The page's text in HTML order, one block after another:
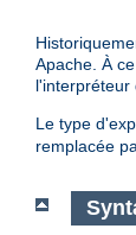
Apache. À
l'interpréteur
Le type
remplacée